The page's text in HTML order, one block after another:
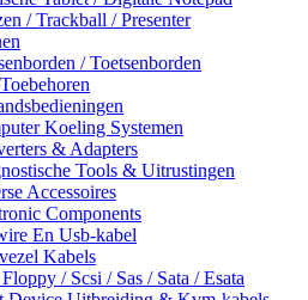
/ Trackball / Presenter
/ Toetsenborden
Koeling Systemen
& Adapters
Tools & Uitrustingen
Accessoires
Components
En Usb-kabel
Kabels
/ Scsi / Sas / Sata / Esata